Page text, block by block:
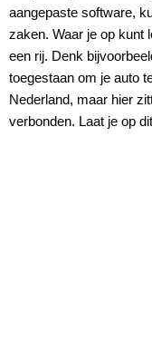
aangepaste software,
zaken. Waar je op kunt
een rij. Denk
toegestaan om je auto
Nederland, maar hier
verbonden. Laat je op